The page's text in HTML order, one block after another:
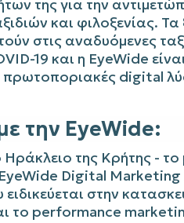
της για την
και φιλοξενίας.
στις αναδυόμενες
-19 και η EyeWide
digital
την EyeWide:
της Κρήτης - το
EyeWide Digital Marketing
ειδικεύεται στην
το performance